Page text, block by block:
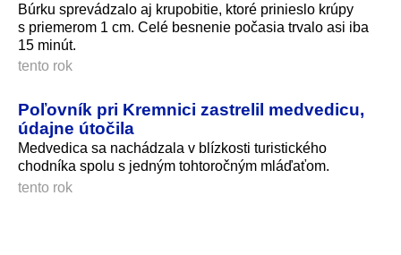
Búrku sprevádzalo aj krupobitie, ktoré prinieslo krúpy
s priemerom 1 cm. Celé besnenie počasia trvalo asi iba
15 minút.
tento rok
Poľovník pri Kremnici zastrelil medvedicu,
údajne útočila
Medvedica sa nachádzala v blízkosti turistického
chodníka spolu s jedným tohtoročným mláďaťom.
tento rok